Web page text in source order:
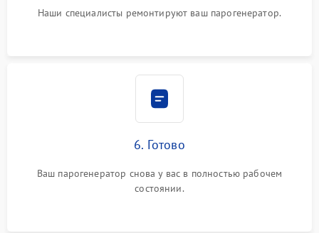
Наши специалисты ремонтируют ваш парогенератор.
6. Готово
Ваш парогенератор снова у вас в полностью рабочем
состоянии.